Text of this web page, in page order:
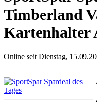
Timberland
Kartenhalter
Online seit Dienstag, 15.09.20